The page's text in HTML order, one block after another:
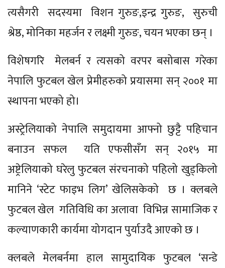
त्यसैगरी सदस्यमा विशन गुरुङ,इन्द्र गुरुङ, सुरुची
श्रेष्ठ, मोनिका महर्जन र लक्ष्मी गुरुङ, चयन भएका छन् ।
विशेषगरि मेलबर्न र त्यसको वरपर बसोबास गरेका
नेपालि फुटबल खेल प्रेमीहरुको प्रयासमा सन् २००१ मा
स्थापना भएको हो।
अस्ट्रेलियाको नेपालि समुदायमा आफ्नो छुट्टै पहिचान
बनाउन सफल यति एफसीसँग सन् २०१५ मा
अष्ट्रेलियाको घरेलु फुटबल संरचनाको पहिलो खुड्किलो
मानिने ‘स्टेट फाइभ लिग’ खेलिसकेको छ । क्लबले
फुटबल खेल गतिविधि का अलावा विभिन्न सामाजिक र
कल्याणकारी कार्यमा योगदान पुर्याउदै आएको छ ।
क्लबले मेलबर्नमा हाल सामुदायिक फुटबल ‘सन्डे